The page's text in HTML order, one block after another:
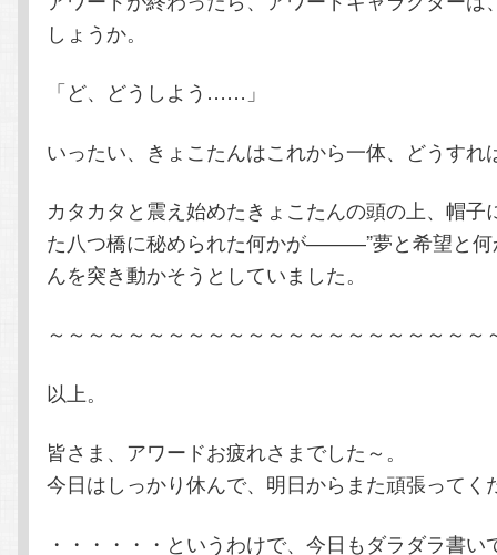
しょうか。
「ど、どうしよう……」
いったい、きょこたんはこれから一体、どうす
カタカタと震え始めたきょこたんの頭の上、帽子
た八つ橋に秘められた何かが―――”夢と希望と何
んを突き動かそうとしていました。
～～～～～～～～～～～～～～～～～～～～～～
以上。
皆さま、アワードお疲れさまでした～。
今日はしっかり休んで、明日からまた頑張ってく
・・・・・・というわけで、今日もダラダラ書い